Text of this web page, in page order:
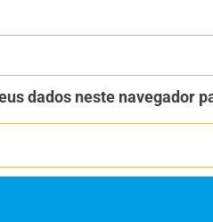
dados neste navegador